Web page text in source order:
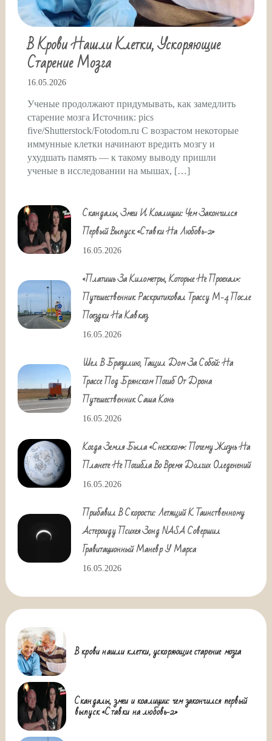
В Крови Нашли Клетки, Ускоряющие
Старение Мозга
16.05.2026
Ученые продолжают придумывать, как замедлить
старение мозга Источник: pics
five/Shutterstock/Fotodom.ru С возрастом некоторые
иммунные клетки начинают вредить мозгу и
ухудшать память — к такому выводу пришли
ученые в исследовании на мышах, […]
Скандалы, Змеи И Коалиции: Чем Закончился
Первый Выпуск «Ставки На Любовь-2»
16.05.2026
«Платишь За Километры, Которые Не Проехал»:
Путешественник Раскритиковал Трассу М-4 После
Поездки На Кавказ
16.05.2026
Шел В Бразилию, Тащил Дом За Собой: На
Трассе Под Брянском Погиб От Дрона
Путешественник Саша Конь
16.05.2026
Когда Земля Была «снежком»: Почему Жизнь На
Планете Не Погибла Во Время Долгих Оледенений
16.05.2026
Прибавил В Скорости: Летящий К Таинственному
Астероиду Психея Зонд NASA Совершил
Гравитационный Маневр У Марса
16.05.2026
В крови нашли клетки, ускоряющие старение мозга
Скандалы, змеи и коалиции: чем закончился первый
выпуск «Ставки на любовь-2»